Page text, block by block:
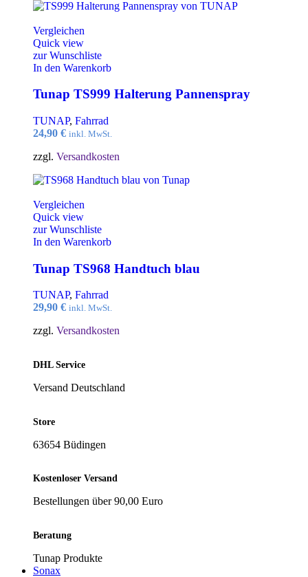
Vergleichen
Quick view
zur Wunschliste
In den Warenkorb
Tunap TS999 Halterung Pannenspray
TUNAP, Fahrrad
24,90 € inkl. MwSt.
zzgl. Versandkosten
Vergleichen
Quick view
zur Wunschliste
In den Warenkorb
Tunap TS968 Handtuch blau
TUNAP, Fahrrad
29,90 € inkl. MwSt.
zzgl. Versandkosten
DHL Service
Versand Deutschland
Store
63654 Büdingen
Kostenloser Versand
Bestellungen über 90,00 Euro
Beratung
Tunap Produkte
Sonax